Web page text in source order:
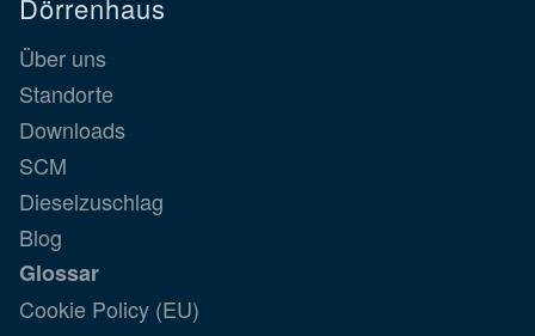
Dörrenhaus
Über uns
Standorte
Downloads
SCM
Dieselzuschlag
Blog
Glossar
Cookie Policy (EU)